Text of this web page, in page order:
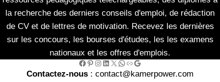
la recherche des derniers conseils d'emploi, de rédaction
de CV et de lettres de motivation. Recevez les dernières
sur les concours, les bourses d'études, les les examens
nationaux et les offres d'emplois.
Facebook Pinterest Instagram LinkedIn X WhatsApp Link Google
Contactez-nous : contact@kamerpower.com